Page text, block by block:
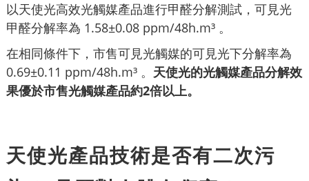
以天使光高效光觸媒產品進行甲醛分解測試，可見光
甲醛分解率為 1.58±0.08 ppm/48h.m³ 。
在相同條件下，市售可見光觸媒的可見光下分解率為
0.69±0.11 ppm/48h.m³ 。 天使光的光觸媒產品分解效
果優於市售光觸媒產品約2倍以上。
天使光產品技術是否有二次污